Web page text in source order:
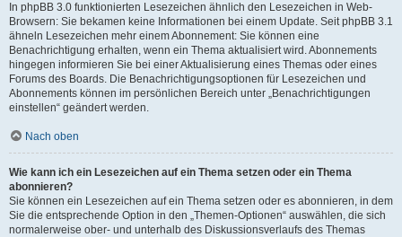
In phpBB 3.0 funktionierten Lesezeichen ähnlich den Lesezeichen in Web-
Browsern: Sie bekamen keine Informationen bei einem Update. Seit phpBB 3.1
ähneln Lesezeichen mehr einem Abonnement: Sie können eine
Benachrichtigung erhalten, wenn ein Thema aktualisiert wird. Abonnements
hingegen informieren Sie bei einer Aktualisierung eines Themas oder eines
Forums des Boards. Die Benachrichtigungsoptionen für Lesezeichen und
Abonnements können im persönlichen Bereich unter „Benachrichtigungen
einstellen“ geändert werden.
Nach oben
Wie kann ich ein Lesezeichen auf ein Thema setzen oder ein Thema
abonnieren?
Sie können ein Lesezeichen auf ein Thema setzen oder es abonnieren, in dem
Sie die entsprechende Option in den „Themen-Optionen“ auswählen, die sich
normalerweise ober- und unterhalb des Diskussionsverlaufs des Themas